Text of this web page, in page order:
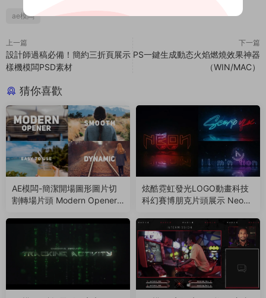
ae模闆
上一篇
設計師過稿必備！簡約三折頁展示
樣機模闆PSD素材
下一篇
PS一鍵生成動态火焰燃燒效果神器
（WIN/MAC）
猜你喜歡
AE模闆-簡潔開場圖形圖片切
割轉場片頭 Modern Opener
炫酷霓虹發光LOGO動畫科技
科幻賽博朋克片頭展示 Neon